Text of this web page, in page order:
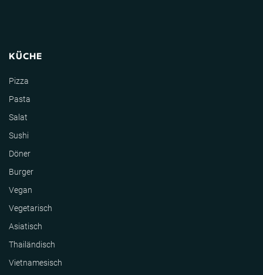
KÜCHE
Pizza
Pasta
Salat
Sushi
Döner
Burger
Vegan
Vegetarisch
Asiatisch
Thailändisch
Vietnamesisch